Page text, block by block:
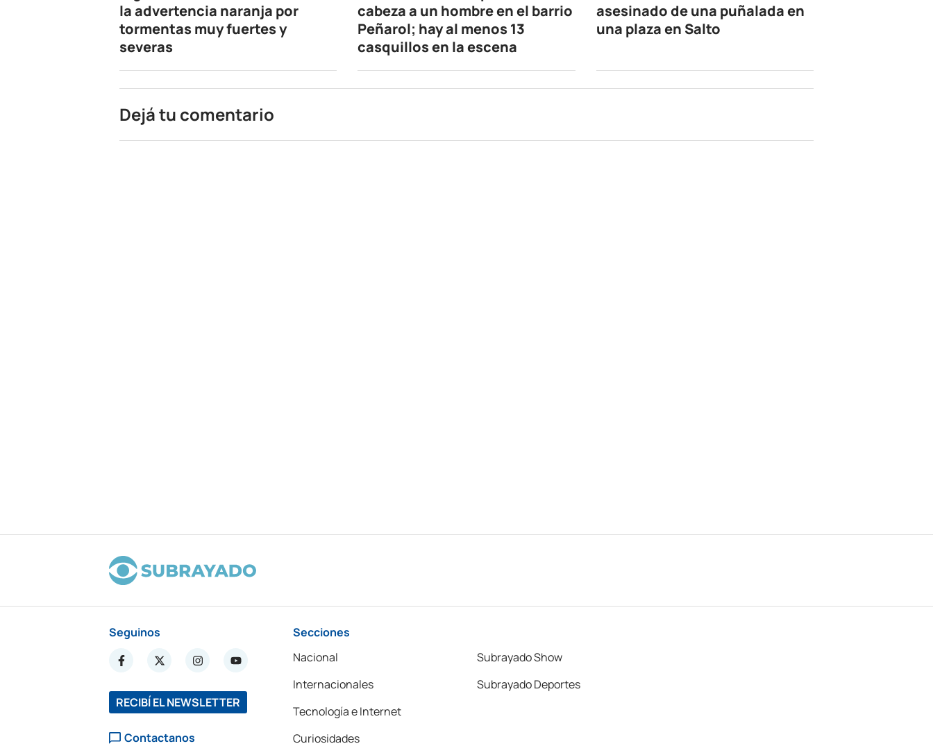
la advertencia naranja por
tormentas muy fuertes y
severas
cabeza a un hombre en el barrio
Peñarol; hay al menos 13
casquillos en la escena
asesinado de una puñalada en
una plaza en Salto
Dejá tu comentario
Seguinos
RECIBÍ EL NEWSLETTER
Contactanos
Secciones
Nacional
Internacionales
Tecnología e Internet
Curiosidades
Subrayado Show
Subrayado Deportes